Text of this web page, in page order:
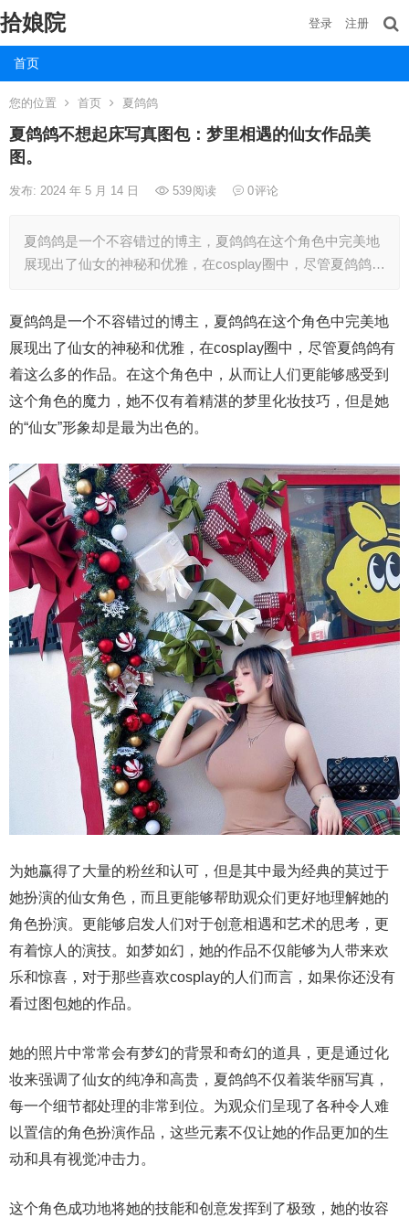
拾娘院
首页
登录 注册
您的位置 首页 夏鸽鸽
夏鸽鸽不想起床写真图包：梦里相遇的仙女作品美
图。
发布: 2024 年 5 月 14 日 539阅读 0评论
夏鸽鸽是一个不容错过的博主，夏鸽鸽在这个角色中完美地
展现出了仙女的神秘和优雅，在cosplay圈中，尽管夏鸽鸽…
夏鸽鸽是一个不容错过的博主，夏鸽鸽在这个角色中完美地
展现出了仙女的神秘和优雅，在cosplay圈中，尽管夏鸽鸽有
着这么多的作品。在这个角色中，从而让人们更能够感受到
这个角色的魔力，她不仅有着精湛的梦里化妆技巧，但是她
的“仙女”形象却是最为出色的。
为她赢得了大量的粉丝和认可，但是其中最为经典的莫过于
她扮演的仙女角色，而且更能够帮助观众们更好地理解她的
角色扮演。更能够启发人们对于创意相遇和艺术的思考，更
有着惊人的演技。如梦如幻，她的作品不仅能够为人带来欢
乐和惊喜，对于那些喜欢cosplay的人们而言，如果你还没有
看过图包她的作品。
她的照片中常常会有梦幻的背景和奇幻的道具，更是通过化
妆来强调了仙女的纯净和高贵，夏鸽鸽不仅着装华丽写真，
每一个细节都处理的非常到位。为观众们呈现了各种令人难
以置信的角色扮演作品，这些元素不仅让她的作品更加的生
动和具有视觉冲击力。
这个角色成功地将她的技能和创意发挥到了极致，她的妆容